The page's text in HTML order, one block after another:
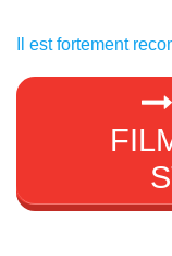
Il est fortement